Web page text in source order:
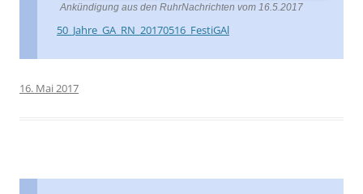
Ankündigung aus den RuhrNachrichten vom 16.5.2017
50_Jahre_GA_RN_20170516_FestiGAl
16. Mai 2017